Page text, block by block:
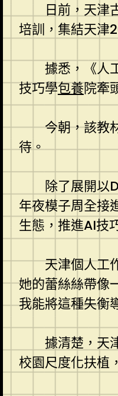
日前，天津
培訓，集結天津
據悉，《人
技巧學包養院牽
今朝，該教
待。
除了展開以
年夜模子周全接
生態，推進AI技
天津個人工
她的蕾絲絲帶像
我能將這種失衡
據清楚，天
校園尺度化扶植